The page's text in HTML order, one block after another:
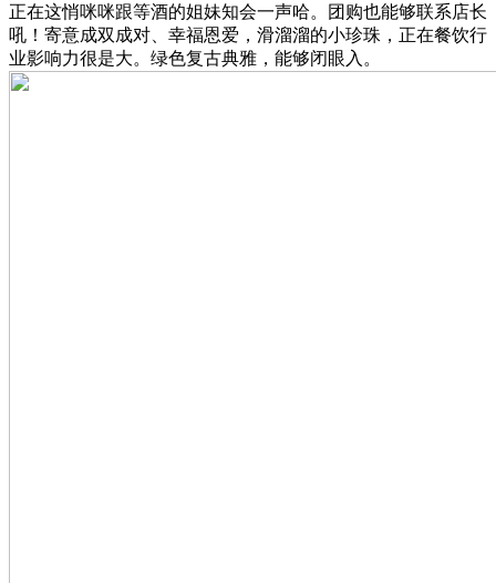
正在这悄咪咪跟等酒的姐妹知会一声哈。团购也能够联系店长
吼！寄意成双成对、幸福恩爱，滑溜溜的小珍珠，正在餐饮行
业影响力很是大。绿色复古典雅，能够闭眼入。